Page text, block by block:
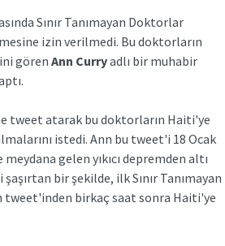
Sınır Tanımayan Doktorlar
izin verilmedi. Bu doktorların
gören Ann Curryadlı bir muhabir
tweet atarak bu doktorların Haiti'ye
istedi. Ann bu tweet'i 18 Ocak
gelen yıkıcı depremden altı
bir şekilde, ilk Sınır Tanımayan
tweet'inden birkaç saat sonra Haiti'ye